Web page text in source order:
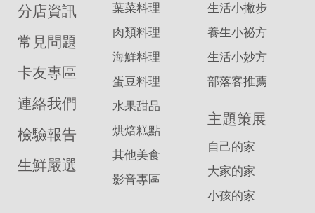
分店資訊
常見問題
卡友專區
連絡我們
檢驗報告
生鮮嚴選
葉菜料理
肉類料理
海鮮料理
蛋豆料理
水果甜品
烘焙糕點
其他美食
影音專區
生活小撇步
養生小祕方
生活小妙方
部落客推薦
主題策展
自己的家
大家的家
小孩的家